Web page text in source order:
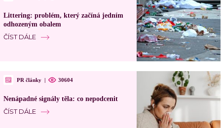
Littering: problém, který začíná jedním
odhozeným obalem
ČÍST DÁLE
PR články | 30604
Nenápadné signály těla: co nepodcenit
ČÍST DÁLE